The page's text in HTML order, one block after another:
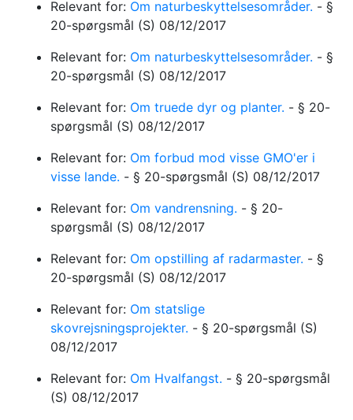
Relevant for: Om naturbeskyttelsesområder. - §
20-spørgsmål (S) 08/12/2017
Relevant for: Om naturbeskyttelsesområder. - §
20-spørgsmål (S) 08/12/2017
Relevant for: Om truede dyr og planter. - § 20-
spørgsmål (S) 08/12/2017
Relevant for: Om forbud mod visse GMO'er i
visse lande. - § 20-spørgsmål (S) 08/12/2017
Relevant for: Om vandrensning. - § 20-
spørgsmål (S) 08/12/2017
Relevant for: Om opstilling af radarmaster. - §
20-spørgsmål (S) 08/12/2017
Relevant for: Om statslige
skovrejsningsprojekter. - § 20-spørgsmål (S)
08/12/2017
Relevant for: Om Hvalfangst. - § 20-spørgsmål
(S) 08/12/2017